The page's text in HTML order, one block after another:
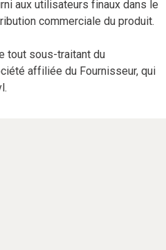
aux utilisateurs finaux dans le
commerciale du produit.
tout sous-traitant du
affiliée du Fournisseur, qui